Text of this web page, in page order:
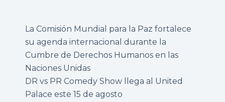
La Comisión Mundial para la Paz fortalece
su agenda internacional durante la
Cumbre de Derechos Humanos en las
Naciones Unidas
DR vs PR Comedy Show llega al United
Palace este 15 de agosto